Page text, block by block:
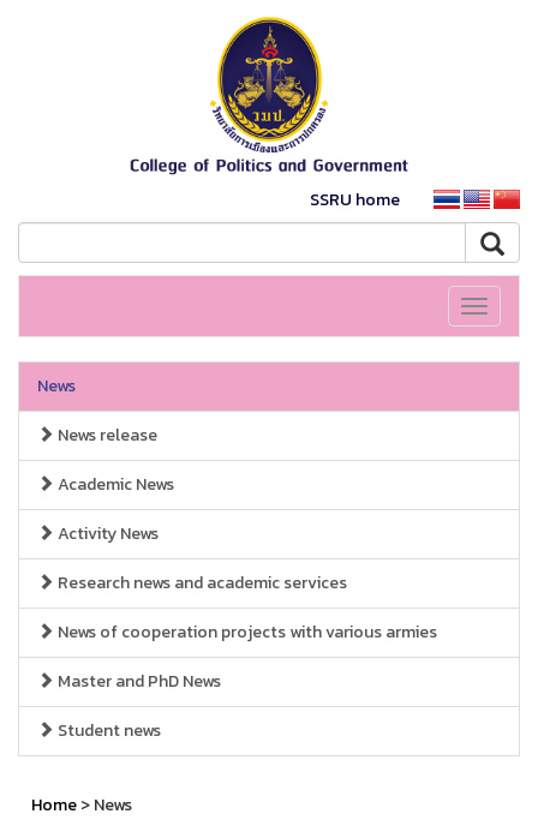
SSRU home
Toggle
News
News release
Academic News
Activity News
Research news and academic services
News of cooperation projects with various armies
Master and PhD News
Student news
Home> News